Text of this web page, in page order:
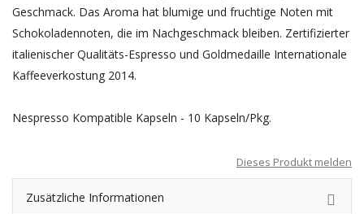
Geschmack. Das Aroma hat blumige und fruchtige Noten mit
Schokoladennoten, die im Nachgeschmack bleiben. Zertifizierter
italienischer Qualitäts-Espresso und Goldmedaille Internationale
Kaffeeverkostung 2014.
Nespresso Kompatible Kapseln - 10 Kapseln/Pkg.
Dieses Produkt melden
Zusätzliche Informationen